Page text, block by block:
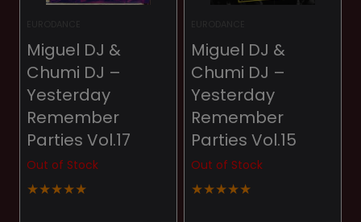
Miguel DJ &
Chumi DJ –
Yesterday
Remember
Parties Vol.17
Out of Stock
★★★★★
Miguel DJ &
Chumi DJ –
Yesterday
Remember
Parties Vol.15
Out of Stock
★★★★★